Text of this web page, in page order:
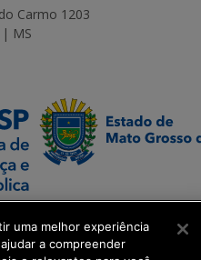
Carmo 1203
| MS
uma melhor experiência
a compreender